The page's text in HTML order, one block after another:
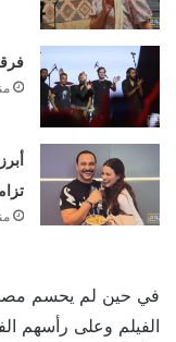
منذ
منذ
في حين لم يحسم
الفيلم وعلى رأسهم